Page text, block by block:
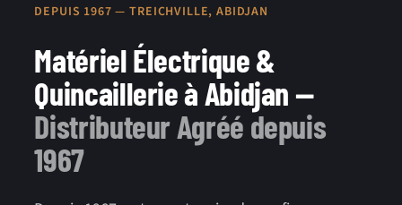
DEPUIS 1967 — TREICHVILLE, ABIDJAN
Matériel Électrique &
Quincaillerie à Abidjan —
Distributeur Agréé depuis
1967